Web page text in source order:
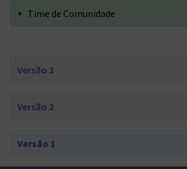
+ Time de Comunidade
Versão 3
Versão 2
Versão 1